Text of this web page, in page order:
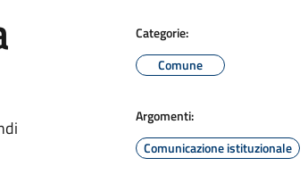
Categorie:
Comune
Argomenti:
Comunicazione istituzionale